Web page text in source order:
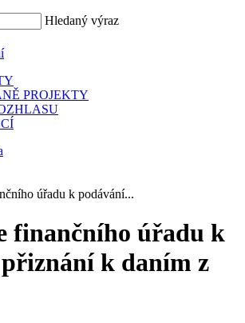
Hledaný výraz
PROJEKTY
úřadu k podávání...
finančního úřadu k
k daním z